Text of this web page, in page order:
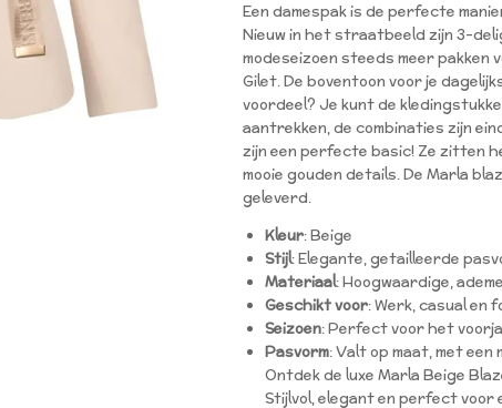
Een damespak is de perfecte
Nieuw in het straatbeeld zijn 3-
modeseizoen steeds meer pakken
Gilet. De boventoon voor je
voordeel? Je kunt de
aantrekken, de combinaties zijn
zijn een perfecte basic! Ze zitten
mooie gouden details. De Marla
geleverd.
Kleur: Beige
Stijl: Elegante, getailleerde
Materiaal: Hoogwaardige,
Geschikt voor: Werk, casual en
Seizoen: Perfect voor het
Pasvorm: Valt op maat, met een
Ontdek de luxe Marla Beige
Stijlvol, elegant en perfect voor